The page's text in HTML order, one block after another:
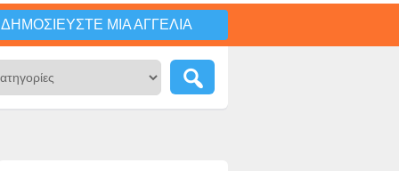
ΔΗΜΟΣΙΕΎΣΤΕ ΜΙΑ ΑΓΓΕΛΊΑ